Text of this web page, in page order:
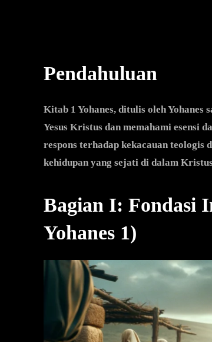
Pendahuluan
Kitab 1 Yohanes, ditulis oleh Yohanes
Yesus Kristus dan memahami esensi
respons terhadap kekacauan teologis
kehidupan yang sejati di dalam
Bagian I: Fondasi
Yohanes 1)